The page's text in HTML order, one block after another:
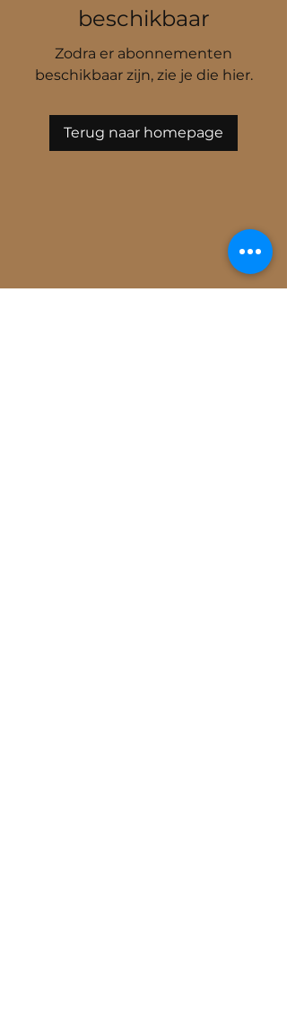
beschikbaar
Zodra er abonnementen
beschikbaar zijn, zie je die hier.
Terug naar homepage